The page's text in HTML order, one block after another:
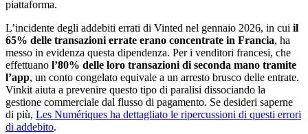
piattaforma.
L’incidente degli addebiti errati di Vinted nel gennaio 2026, in cui il
65% delle transazioni errate erano concentrate in Francia, ha
messo in evidenza questa dipendenza. Per i venditori francesi, che
effettuano l’80% delle loro transazioni di seconda mano tramite
l’app, un conto congelato equivale a un arresto brusco delle entrate.
Vinkit aiuta a prevenire questo tipo di paralisi dissociando la
gestione commerciale dal flusso di pagamento. Se desideri saperne
di più, Les Numériques ha dettagliato le ripercussioni di questi errori
di addebito.